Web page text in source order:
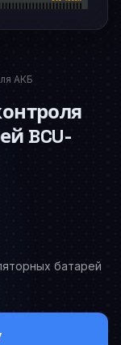
АКБ
BCU-
батарей